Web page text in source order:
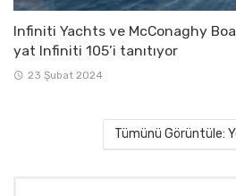
Infiniti Yachts ve McConaghy
yat Infiniti 105’i tanıtıyor
23 Şubat 2024
Tümünü Görüntüle: